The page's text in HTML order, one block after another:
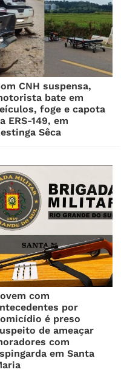
CNH suspensa,
bate em
foge e capota
ERS-149, em
Sêca
com
por
é preso
de ameaçar
com
em Santa